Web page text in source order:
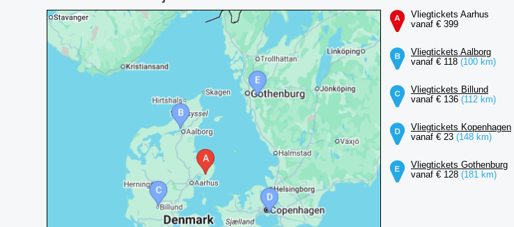
Vliegtickets Aarhus
vanaf € 399
Vliegtickets Aalborg
vanaf € 118 (100 km)
Vliegtickets Billund
vanaf € 136 (112 km)
Vliegtickets Kopenhagen
vanaf € 23 (148 km)
Vliegtickets Gothenburg
vanaf € 128 (181 km)